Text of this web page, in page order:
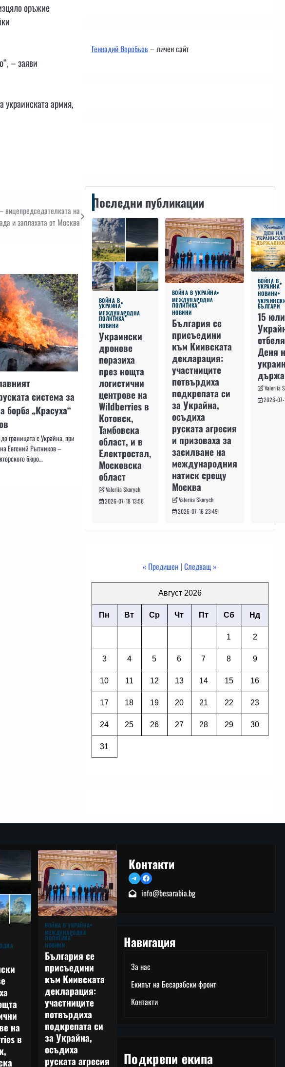
оръжие
– заяви
украинската армия,
на
и заплахата от Москва
система за
борба „Красуха“
границата с Украйна, при
Евгений Рытников –
бюро…
Геннадий Воробьов– личен сайт
Последни публикации
ВОЙНА В
УКРАЙНА
МЕЖДУНАРОДНА
ПОЛИТИКА
НОВИНИ
Украински
дронове
поразиха
през нощта
логистични
центрове на
Wildberries в
Котовск,
Тамбовска
област, и в
Електростал,
Московска
област
Valeriia Skorych
2026-07-18 13:56
ВОЙНА В УКРАЙНА
МЕЖДУНАРОДНА
ПОЛИТИКА
НОВИНИ
България се
присъедини
към Киивската
декларация:
участниците
потвърдиха
подкрепата си
за Украйна,
осъдиха
руската агресия
и призоваха за
засилване на
международния
натиск срещу
Москва
Valeriia Skorych
2026-07-16 23:49
ВОЙНА В
УКРАЙНА
НОВИНИ
БЪЛГАРИ
15
Деня
Valeriia
2026-07-
« Предишен |Следващ »
Август 2026
Пн Вт Ср Чт Пт Сб Нд
1 2
3 4 5 6 7 8 9
10 11 12 13 14 15 16
17 18 19 20 21 22 23
24 25 26 27 28 29 30
31
на
в
ВОЙНА В УКРАЙНА
МЕЖДУНАРОДНА
ПОЛИТИКА
НОВИНИ
България се
присъедини
към Киивската
декларация:
участниците
потвърдиха
подкрепата си
за Украйна,
осъдиха
руската агресия
Контакти
TelegramFacebook
info@besarabia.bg
Навигация
За нас
Екипът на Бесарабски фронт
Контакти
Подкрепи екипа